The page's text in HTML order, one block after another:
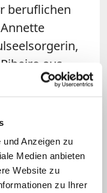
Anzeigen zu
Medien anbieten
Website zu
zu Ihrer
beruflichen
aus
in Münster.